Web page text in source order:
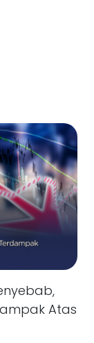
Atas